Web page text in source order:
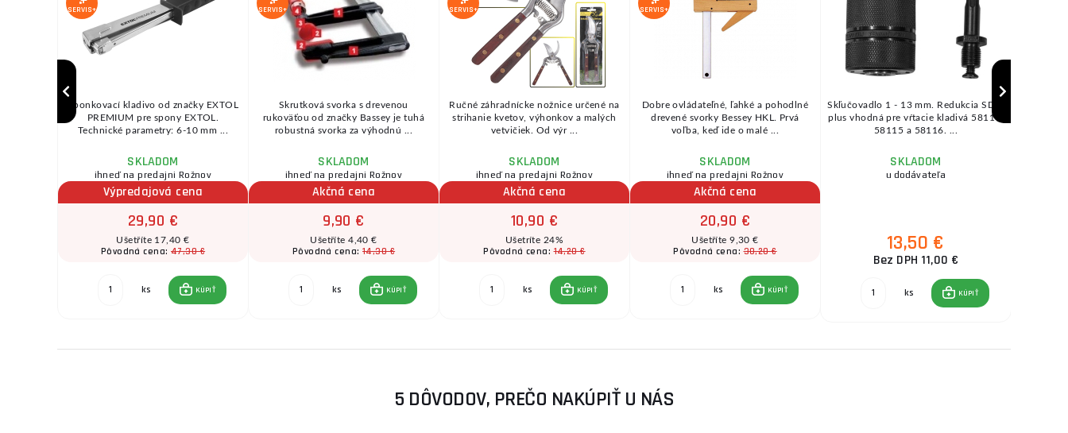
SERVIS+
Sponkovací kladivo od značky EXTOL
PREMIUM pre spony EXTOL.
Technické parametry: 6-10 mm ...
SKLADOM
ihneď na predajni Rožnov
Výpredajová cena
29,90 €
Ušetříte 17,40 €
Pôvodná cena:47,30 €
ks KÚPIŤ
SERVIS+
Skrutková svorka s drevenou
rukoväťou od značky Bassey je tuhá
robustná svorka za výhodnú ...
SKLADOM
ihneď na predajni Rožnov
Akčná cena
9,90 €
Ušetříte 4,40 €
Pôvodná cena:14,30 €
ks KÚPIŤ
SERVIS+
Ručné záhradnícke nožnice určené na
strihanie kvetov, výhonkov a malých
vetvičiek. Od výr ...
SKLADOM
ihneď na predajni Rožnov
Akčná cena
10,90 €
Ušetríte 24%
Pôvodná cena:14,20 €
ks KÚPIŤ
SERVIS+
Dobre ovládateľné, ľahké a pohodlné
drevené svorky Bessey HKL. Prvá
voľba, keď ide o malé ...
SKLADOM
ihneď na predajni Rožnov
Akčná cena
20,90 €
Ušetříte 9,30 €
Pôvodná cena:30,20 €
ks KÚPIŤ
Skľučovadlo 1 - 13 mm. Redukcia SDS-
plus vhodná pre vŕtacie kladivá 58114,
58115 a 58116. ...
SKLADOM
u dodávateľa
13,50 €
Bez DPH 11,00 €
ks KÚPIŤ
5 DÔVODOV, PREČO NAKÚPIŤ U NÁS